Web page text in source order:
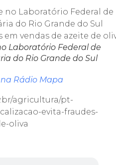
Laboratório Federal de
do Rio Grande do Sul
Rádio Mapa
agricultura/pt-
evita-fraudes-
oliva